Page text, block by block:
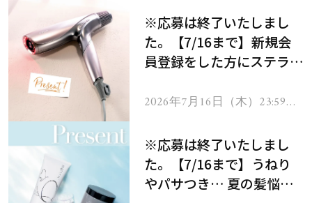
※応募は終了いたしまし
た。【7/16まで】新規会
員登録をした方にステラボ
ヘアドライヤー ジュエル
2026年7月16日（木）23:59ま
※応募は終了いたしまし
た。【7/16まで】うねり
やパサつき… 夏の髪悩み